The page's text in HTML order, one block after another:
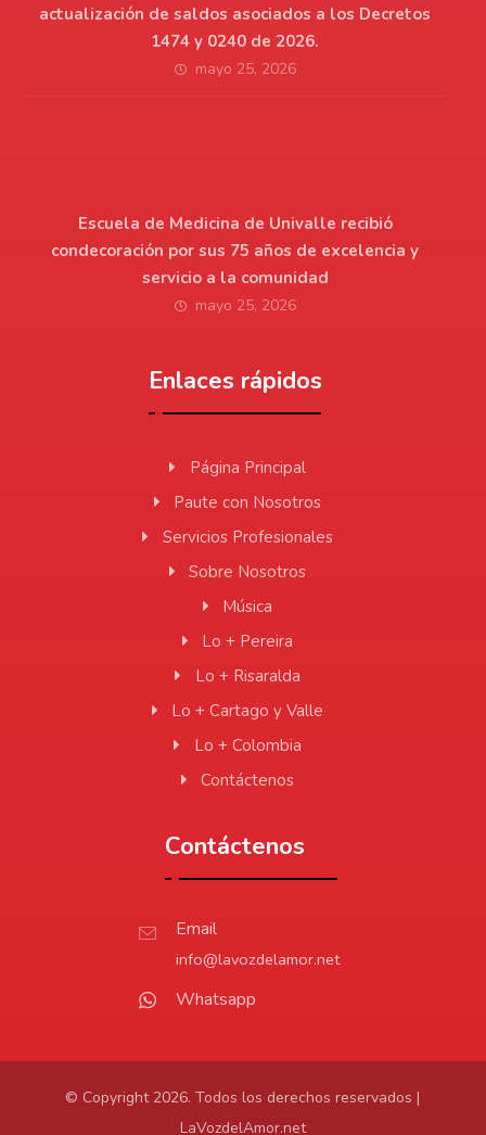
actualización de saldos asociados a los Decretos
1474 y 0240 de 2026.
mayo 25, 2026
Escuela de Medicina de Univalle recibió
condecoración por sus 75 años de excelencia y
servicio a la comunidad
mayo 25, 2026
Enlaces rápidos
Página Principal
Paute con Nosotros
Servicios Profesionales
Sobre Nosotros
Música
Lo + Pereira
Lo + Risaralda
Lo + Cartago y Valle
Lo + Colombia
Contáctenos
Contáctenos
Email
info@lavozdelamor.net
Whatsapp
© Copyright 2026. Todos los derechos reservados |
LaVozdelAmor.net